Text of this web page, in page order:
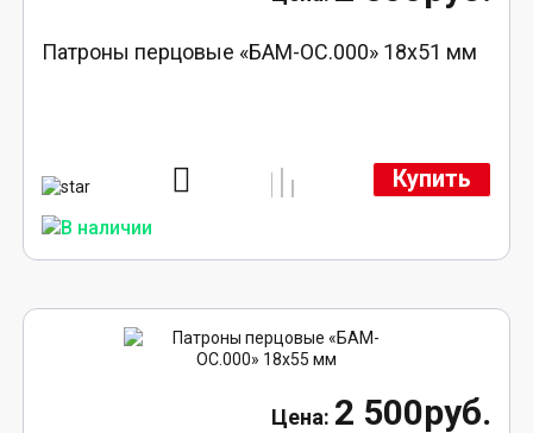
Патроны перцовые «БАМ-ОС.000» 18х51 мм
Купить
2 500руб.